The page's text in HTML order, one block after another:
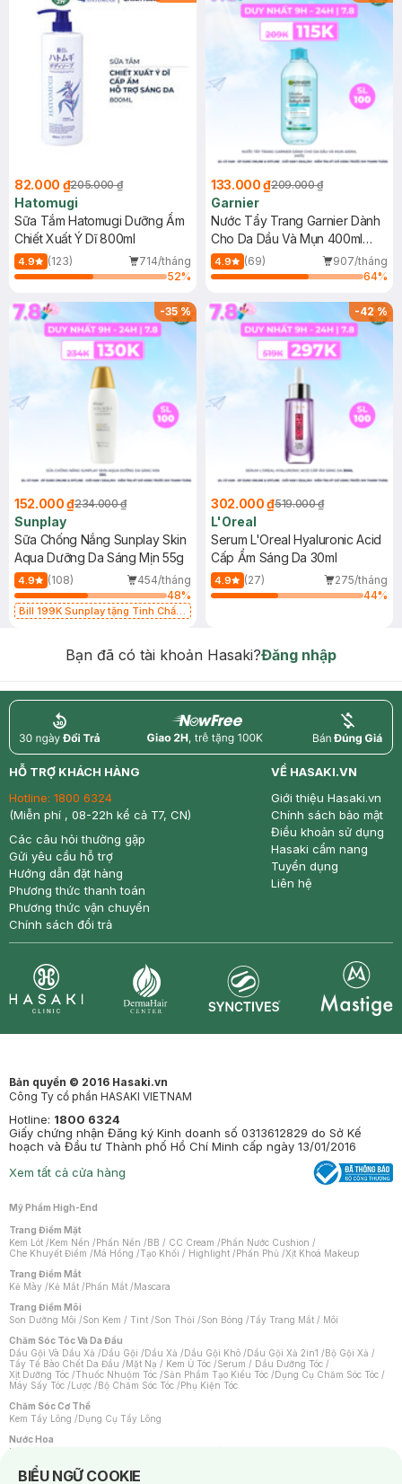
82.000 ₫205.000 ₫
Hatomugi
Sữa Tắm Hatomugi Dưỡng Ẩm
Chiết Xuất Ý Dĩ 800ml
4.9 (123)
714/tháng
52%
133.000 ₫209.000 ₫
Garnier
Nước Tẩy Trang Garnier Dành
Cho Da Dầu Và Mụn 400ml
(Mới)
4.9 (69)
907/tháng
64%
-35%
152.000 ₫234.000 ₫
Sunplay
Sữa Chống Nắng Sunplay Skin
Aqua Dưỡng Da Sáng Mịn 55g
4.9 (108)
454/tháng
48%
Bill 199K Sunplay tặng Tinh Chất
-42%
302.000 ₫519.000 ₫
L'Oreal
Serum L'Oreal Hyaluronic Acid
Cấp Ẩm Sáng Da 30ml
4.9 (27)
275/tháng
44%
Bạn đã có tài khoản Hasaki?Đăng nhập
return nowfree price
HỖ TRỢ KHÁCH HÀNG
Hotline: 1800 6324
(Miễn phí , 08-22h kể cả T7, CN)
Các câu hỏi thường gặp
Gửi yêu cầu hỗ trợ
Hướng dẫn đặt hàng
Phương thức thanh toán
Phương thức vận chuyển
Chính sách đổi trả
VỀ HASAKI.VN
Giới thiệu Hasaki.vn
Chính sách bảo mật
Điều khoản sử dụng
Hasaki cẩm nang
Tuyển dụng
Liên hệ
Bản quyền © 2016 Hasaki.vn
Công Ty cổ phần HASAKI VIETNAM
Hotline: 1800 6324
Giấy chứng nhận Đăng ký Kinh doanh số 0313612829 do Sở Kế
hoạch và Đầu tư Thành phố Hồ Chí Minh cấp ngày 13/01/2016
Xem tất cả cửa hàng
Mỹ Phẩm High-End
Trang Điểm Mặt
Kem Lót /Kem Nền /Phấn Nền /BB / CC Cream /Phấn Nước Cushion /
Che Khuyết Điểm /Má Hồng /Tạo Khối / Highlight /Phấn Phủ /Xịt Khoá Makeup
Trang Điểm Mắt
Kẻ Mày /Kẻ Mắt /Phấn Mắt /Mascara
Trang Điểm Môi
Son Dưỡng Môi /Son Kem / Tint /Son Thỏi /Son Bóng /Tẩy Trang Mắt / Môi
Chăm Sóc Tóc Và Da Đầu
Dầu Gội Và Dầu Xả /Dầu Gội /Dầu Xả /Dầu Gội Khô /Dầu Gội Xả 2in1 /Bộ Gội Xả /
Tẩy Tế Bào Chết Da Đầu /Mặt Nạ / Kem Ủ Tóc /Serum / Dầu Dưỡng Tóc /
Xịt Dưỡng Tóc /Thuốc Nhuộm Tóc /Sản Phẩm Tạo Kiểu Tóc /Dụng Cụ Chăm Sóc Tóc /
Máy Sấy Tóc /Lược /Bộ Chăm Sóc Tóc /Phụ Kiện Tóc
Chăm Sóc Cơ Thể
Kem Tẩy Lông /Dụng Cụ Tẩy Lông
Nước Hoa
Nước Hoa Nữ
BIỂU NGỮ COOKIE
Notice about cookies usage